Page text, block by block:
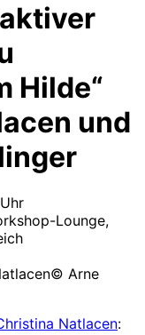
Hilde“
und
Lounge,
© Arne
Natlacen: